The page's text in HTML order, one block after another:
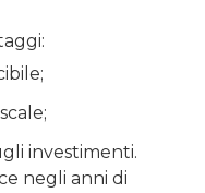
investimenti.
negli anni di